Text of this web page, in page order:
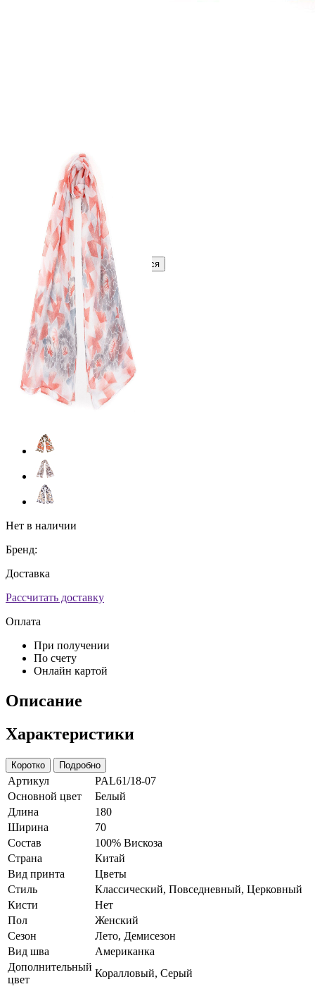
Узнать оптовую цену сейчас
Войти Зарегистрироваться
Оптом
Цвет:Белый
Нет в наличии
Бренд:
Доставка
Рассчитать доставку
Оплата
При получении
По счету
Онлайн картой
Описание
Характеристики
Коротко Подробно
Артикул
PAL61/18-07
Основной цвет
Белый
Длина
180
Ширина
70
Состав
100% Вискоза
Страна
Китай
Вид принта
Цветы
Стиль
Классический, Повседневный, Церковный
Кисти
Нет
Пол
Женский
Сезон
Лето, Демисезон
Вид шва
Американка
Дополнительный
цвет
Коралловый, Серый